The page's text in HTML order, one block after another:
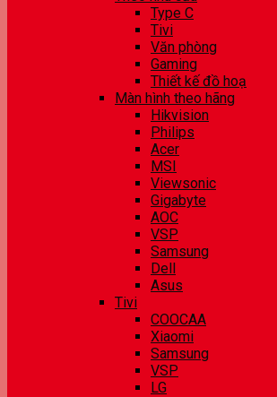
Type C
Tivi
Văn phòng
Gaming
Thiết kế đồ hoạ
Màn hình theo hãng
Hikvision
Philips
Acer
MSI
Viewsonic
Gigabyte
AOC
VSP
Samsung
Dell
Asus
Tivi
COOCAA
Xiaomi
Samsung
VSP
LG